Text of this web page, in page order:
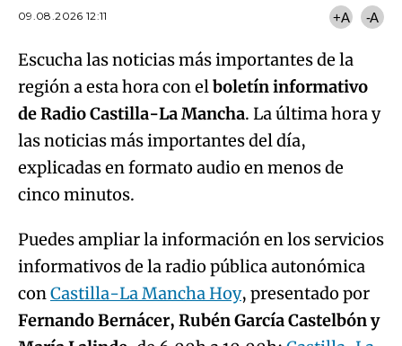
09.08.2026 12:11
+A -A
Escucha las noticias más importantes de la
región a esta hora con elboletín informativo
de Radio Castilla-La Mancha. La última hora y
las noticias más importantes del día,
explicadas en formato audio en menos de
cinco minutos.
Puedes ampliar la información en los servicios
informativos de la radio pública autonómica
conCastilla-La Mancha Hoy, presentado por
Fernando Bernácer, Rubén García Castelbón y